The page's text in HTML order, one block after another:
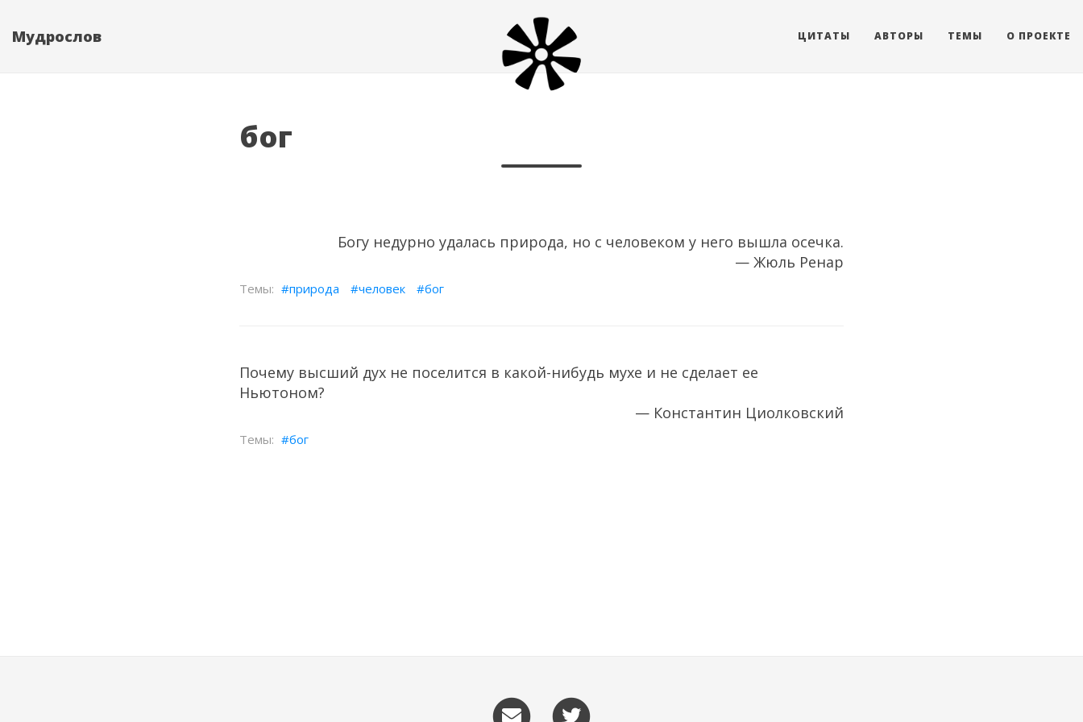
Мудрослов ЦИТАТЫ АВТОРЫ ТЕМЫ О ПРОЕКТЕ
бог
Богу недурно удалась природа, но с человеком у него вышла осечка.
— Жюль Ренар
природа человек бог
Почему высший дух не поселится в какой-нибудь мухе и не сделает ее
Ньютоном?
— Константин Циолковский
бог